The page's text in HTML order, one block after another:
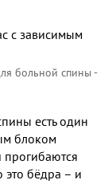
больной спины -
есть один
блоком
это бёдра – и